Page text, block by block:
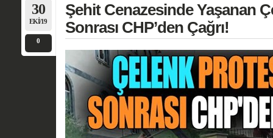
30
EKI/19
0
Şehit Cenazesinde Yaşanan
Sonrası CHP’den Çağrı!